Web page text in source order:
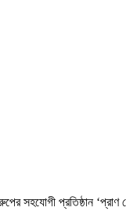
সহযোগী প্রতিষ্ঠান